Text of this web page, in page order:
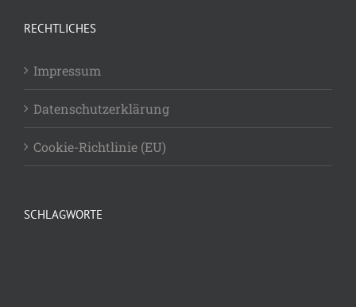
RECHTLICHES
Impressum
Datenschutzerklärung
Cookie-Richtlinie (EU)
SCHLAGWORTE